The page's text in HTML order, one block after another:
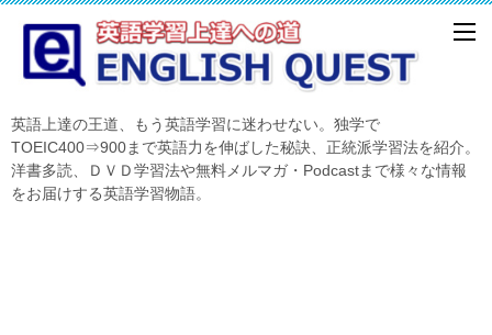
英語上達の王道、もう英語学習に迷わせない。独学で
TOEIC400⇒900まで英語力を伸ばした秘訣、正統派学習法を紹介。
洋書多読、ＤＶＤ学習法や無料メルマガ・Podcastまで様々な情報
をお届けする英語学習物語。